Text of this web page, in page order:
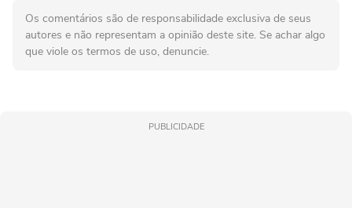
Os comentários são de responsabilidade exclusiva de seus
autores e não representam a opinião deste site. Se achar algo
que viole os termos de uso, denuncie.
PUBLICIDADE